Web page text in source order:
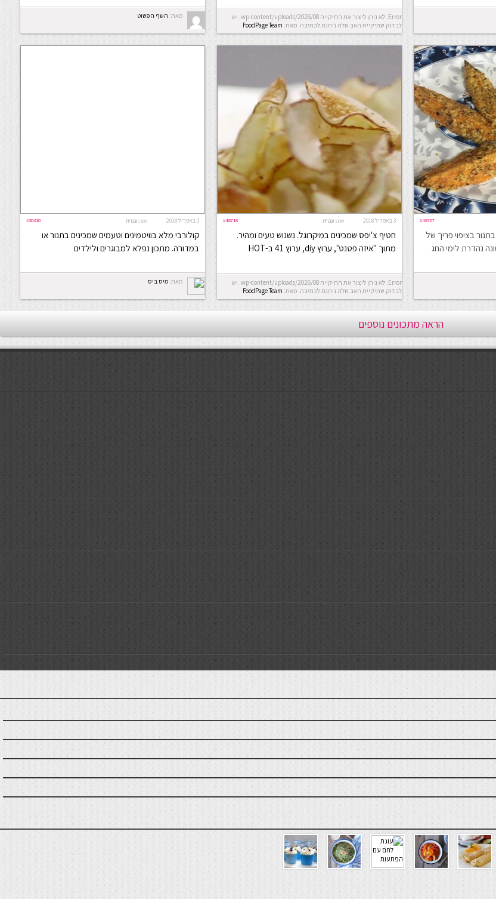
Error: לא ניתן ליצור את התיקייה wp-content/uploads/2026/08. יש
לבדוק שתיקיית האב שלה ניתנת לכתיבה. מאת: FoodPage Team
מאת: השף הפשוט
#48767
בציפוי פריך של
נהדרת לימי החג
3 באפריל 2018 #48718 שפה: עברית
חטיף צ'יפס שמכינים במיקרוגל. נשנוש טעים ומהיר.
מתוך "איזה פטנט", ערוץ diy, ערוץ 41 ב-HOT
Error: לא ניתן ליצור את התיקייה wp-content/uploads/2026/08. יש
לבדוק שתיקיית האב שלה ניתנת לכתיבה. מאת: FoodPage Team
3 באפריל 2018 #30310 שפה: עברית
קולורבי מלא בוויטמינים וטעמים שמכינים בתנור או
במדורה. מתכון נפלא למבוגרים ולילדים
מאת: מיס ביס
הראה מתכונים נוספים